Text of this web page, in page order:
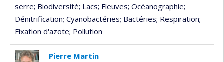
serre; Biodiversité; Lacs; Fleuves; Océanographie;
Dénitrification; Cyanobactéries; Bactéries; Respiration;
Fixation d'azote; Pollution
Pierre Martin